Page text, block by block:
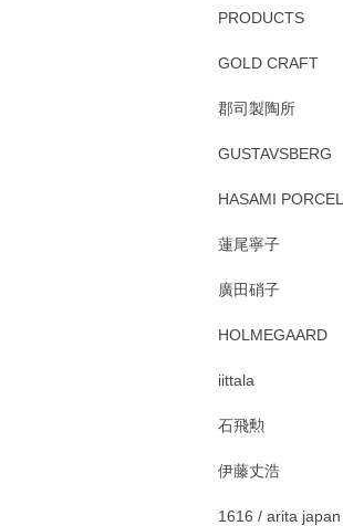
PRODUCTS
GOLD CRAFT
郡司製陶所
GUSTAVSBERG
HASAMI
蓮尾寧子
廣田硝子
HOLMEGAARD
iittala
石飛勲
伊藤丈浩
1616 / arita japan